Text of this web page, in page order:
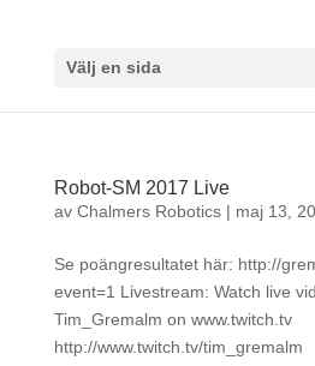
Välj en sida
Robot-SM 2017 Live
av Chalmers Robotics| maj 13,
Se poängresultatet här: http://
event=1 Livestream: Watch live
Tim_Gremalm on www.twitch.tv
http://www.twitch.tv/tim_gremalm